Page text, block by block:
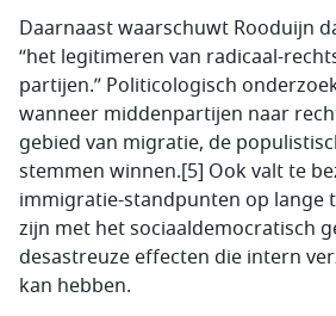
Daarnaast waarschuwt Rooduijn
“het legitimeren van radicaal-
partijen.” Politicologisch
wanneer middenpartijen naar
gebied van migratie, de
stemmen winnen.[5] Ook valt te
immigratie-standpunten op lange
zijn met het sociaaldemocratisch
desastreuze effecten die intern
kan hebben.